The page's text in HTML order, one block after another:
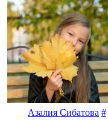
Азалия Сибатова #